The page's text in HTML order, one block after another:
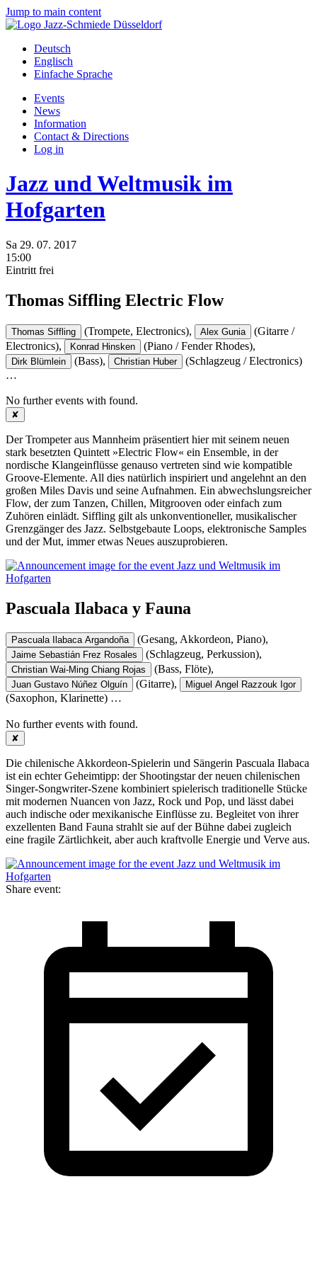
Jump to main content
Deutsch
Englisch
Einfache Sprache
Events
News
Information
Contact & Directions
Log in
Jazz und Weltmusik im
Hofgarten
Sa 29. 07. 2017
15:00
Eintritt frei
Thomas Siffling Electric Flow
Thomas Siffling (Trompete, Electronics), Alex Gunia
(Gitarre /
Electronics),
Konrad Hinsken (Piano / Fender Rhodes),
Dirk Blümlein (Bass), Christian Huber
(Schlagzeug / Electronics)
…
No further events with found.
✘
Der Trompeter aus Mannheim präsentiert hier mit seinem neuen
stark besetzten Quintett »Electric Flow« ein Ensemble, in der
nordische Klangeinflüsse genauso vertreten sind wie kompatible
Groove-Elemente. All dies natürlich inspiriert und angelehnt an den
großen Miles Davis und seine Aufnahmen. Ein abwechslungs­reicher
Flow, der zum Tanzen, Chillen, Mitgrooven oder einfach zum
Zuhören einlädt. Siffling gilt als unkonventioneller, musikalischer
Grenzgänger des Jazz. Selbstgebaute Loops, elektronische Samples
und der Mut, immer etwas Neues auszuprobieren.
Pascuala Ilabaca y Fauna
Pascuala Ilabaca Argandoña (Gesang, Akkordeon, Piano),
Jaime Sebastián Frez Rosales (Schlagzeug, Perkussion),
Christian Wai-Ming Chiang Rojas (Bass, Flöte),
Juan Gustavo Núñez Olguín (Gitarre), Miguel Angel Razzouk Igor
(Saxophon, Klarinette) …
No further events with found.
✘
Die chilenische Akkordeon-Spielerin und Sängerin Pascuala Ilabaca
ist ein echter Geheimtipp: der Shootingstar der neuen chilenischen
Singer-Songwriter-Szene kombiniert spielerisch traditionelle Stücke
mit modernen Nuancen von Jazz, Rock und Pop, und lässt dabei
auch indische oder mexikanische Einflüsse zu. Begleitet von ihrer
exzellenten Band Fauna strahlt sie auf der Bühne dabei zugleich
eine fragile Zärtlichkeit, aber auch kraftvolle Energie und Verve aus.
Share event: